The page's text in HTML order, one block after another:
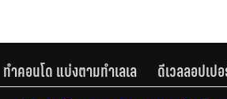
ทำคอนโด แบ่งตามทำเลเล ดีเวลลอปเป